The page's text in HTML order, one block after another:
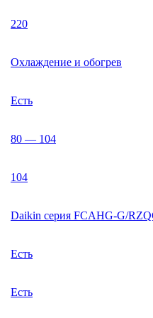
220
Охлаждение и обогрев
Есть
80 — 104
104
Daikin серия FCAHG-G/
Есть
Есть